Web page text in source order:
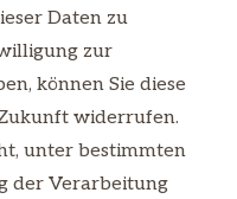
Daten zu
zur
können Sie diese
widerrufen.
unter bestimmten
der Verarbeitung